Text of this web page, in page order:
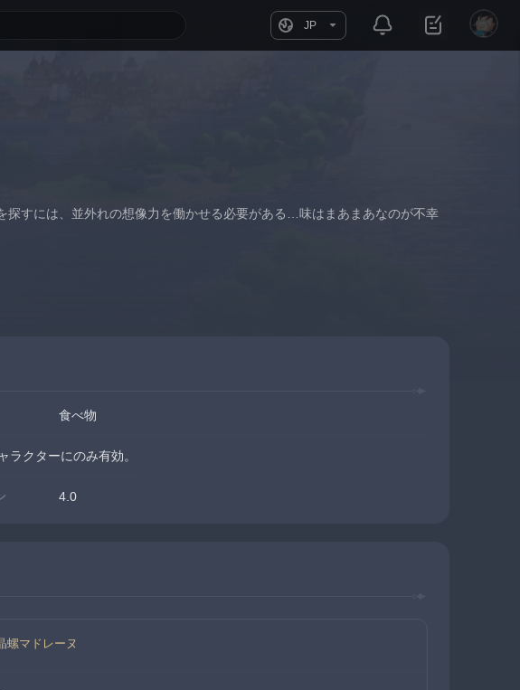
JP
すには、並外れの想像力を働かせる必要がある…味はまあまあなのが不幸
食べ物
クターにのみ有効。
4.0
螺マドレーヌ